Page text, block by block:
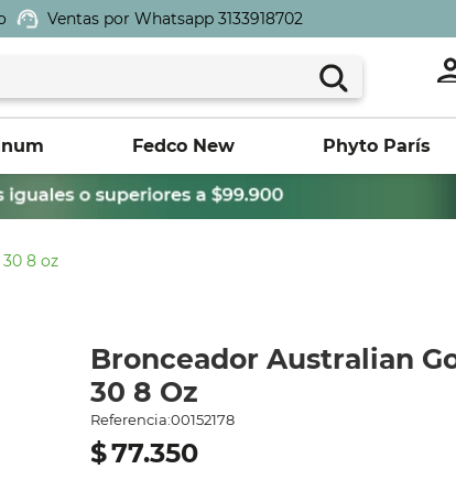
Ventas por Whatsapp 3133918702
Fedco New Phyto París
8 oz
Bronceador Australian
30 8 Oz
Referencia:00152178
$77.350